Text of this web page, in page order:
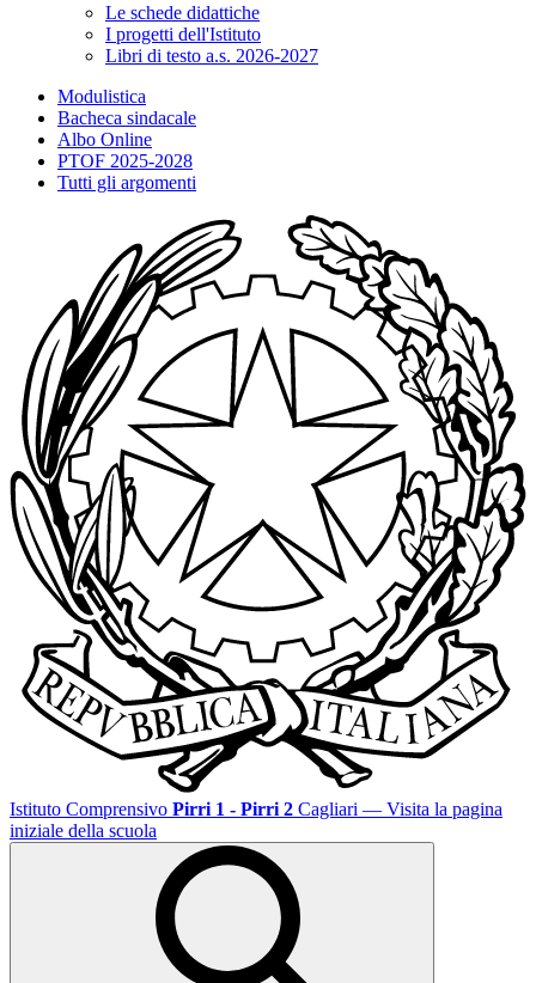
Le schede didattiche
I progetti dell'Istituto
Libri di testo a.s. 2026-2027
Modulistica
Bacheca sindacale
Albo Online
PTOF 2025-2028
Tutti gli argomenti
Istituto Comprensivo Pirri 1 - Pirri 2 Cagliari — Visita la pagina
iniziale della scuola